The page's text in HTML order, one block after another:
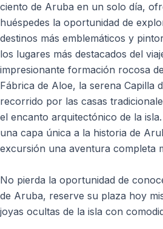
ciento de Aruba en un solo día,
huéspedes la oportunidad de
destinos más emblemáticos y
los lugares más destacados del
impresionante formación rocosa
Fábrica de Aloe, la serena Capilla
recorrido por las casas
el encanto arquitectónico de la
una capa única a la historia de
excursión una aventura completa
No pierda la oportunidad de
de Aruba, reserve su plaza hoy
joyas ocultas de la isla con